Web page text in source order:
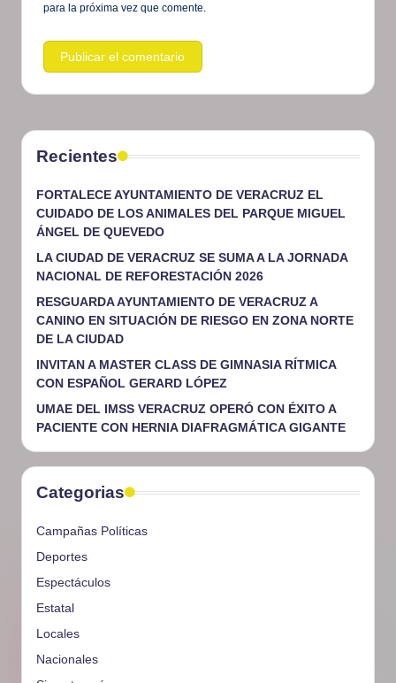
para la próxima vez que comente.
Recientes
FORTALECE AYUNTAMIENTO DE VERACRUZ EL
CUIDADO DE LOS ANIMALES DEL PARQUE MIGUEL
ÁNGEL DE QUEVEDO
LA CIUDAD DE VERACRUZ SE SUMA A LA JORNADA
NACIONAL DE REFORESTACIÓN 2026
RESGUARDA AYUNTAMIENTO DE VERACRUZ A
CANINO EN SITUACIÓN DE RIESGO EN ZONA NORTE
DE LA CIUDAD
INVITAN A MASTER CLASS DE GIMNASIA RÍTMICA
CON ESPAÑOL GERARD LÓPEZ
UMAE DEL IMSS VERACRUZ OPERÓ CON ÉXITO A
PACIENTE CON HERNIA DIAFRAGMÁTICA GIGANTE
Categorias
Campañas Políticas
Deportes
Espectáculos
Estatal
Locales
Nacionales